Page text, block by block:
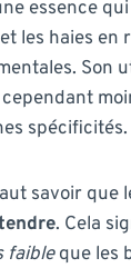
essence
les haies en
Son
spécificités.
savoir que
. Cela
faibleque les